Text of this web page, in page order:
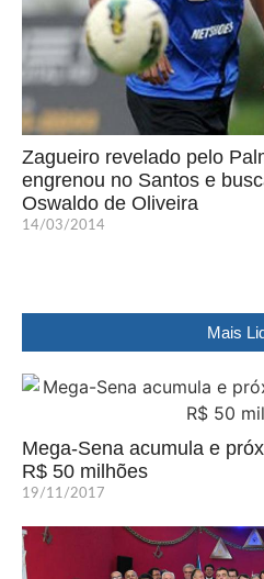
Zagueiro revelado pelo
engrenou no Santos e
Oswaldo de Oliveira
14/03/2014
Mais
Mega-Sena acumula e
R$ 50 milhões
19/11/2017